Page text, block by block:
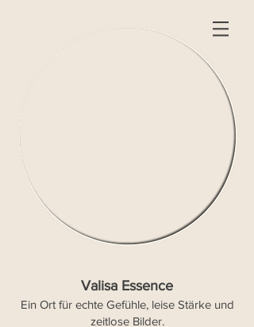
Valisa Essence
Ein Ort für echte Gefühle, leise Stärke und
zeitlose Bilder.